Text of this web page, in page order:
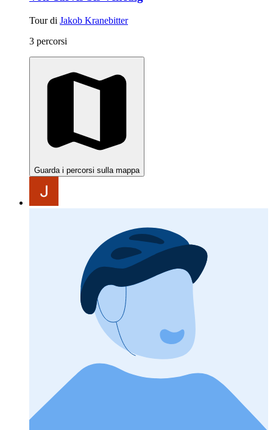
Tour di Jakob Kranebitter
3 percorsi
Guarda i percorsi sulla mappa